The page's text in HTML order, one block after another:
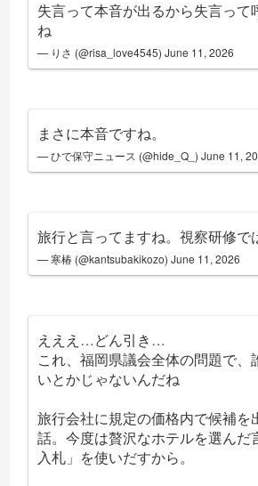
失言って本音が出るから失言って
ね
— りさ (@risa_love4545)June 11, 2026
まさに本音ですね。
— ひで保守ニュース (@hide_Q_)June 11,
旅行と言ってますね。視察研修で
— 寒椿 (@kantsubakikozo)June 11, 2026
えええ…どん引き…
これ、福岡県議会全体の問題で、
いとかじゃないんだね
旅行会社に規定の価格内で候補を
話。今度は贅沢なホテルを選んだ
入札」を使いだすから。